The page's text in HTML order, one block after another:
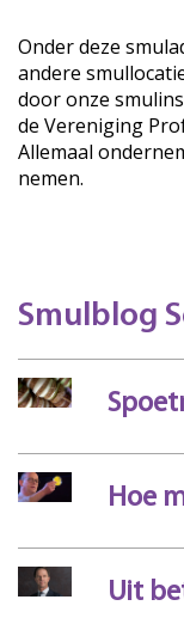
Onder deze
andere
door onze
de Vereniging
Allemaal
nemen.
Smulblog
Hoe
Uit